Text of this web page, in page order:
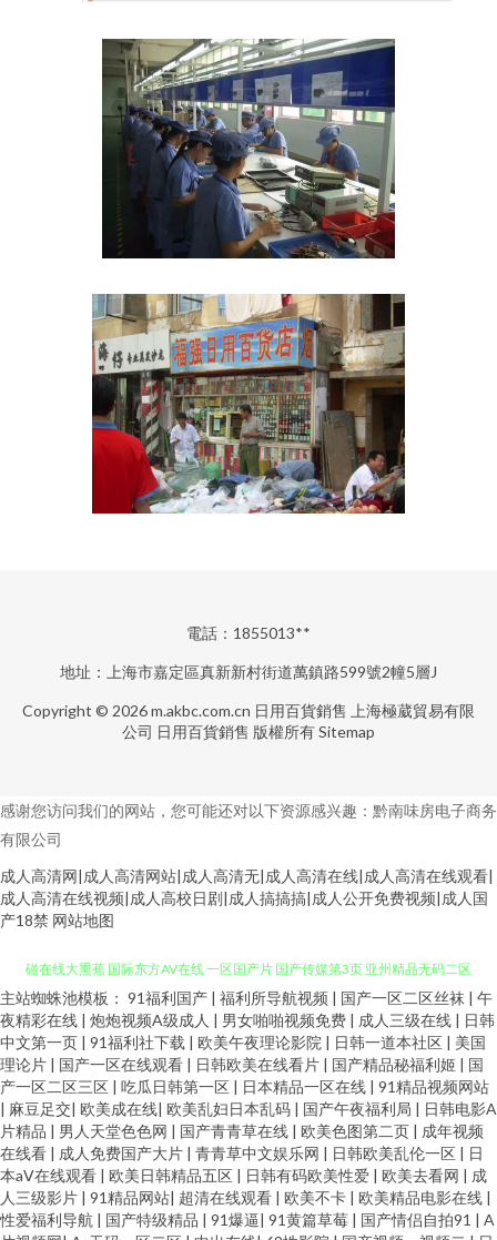
電話：1855013**
地址：上海市嘉定區真新新村街道萬鎮路599號2幢5層J
Copyright © 2026m.akbc.com.cn 日用百貨銷售
上海極葳貿易有限
公司 日用百貨銷售 版權所有Sitemap
感谢您访问我们的网站，您可能还对以下资源感兴趣：黔南味房电子商务
有限公司
成人高清网|成人高清网站|成人高清无|成人高清在线|成人高清在线观看|
成人高清在线视频|成人高校日剧|成人搞搞搞|成人公开免费视频|成人国
产18禁 网站地图
黑料自慰自拍 99超碰福利在线 91国内视频在线播放 狼友成人在线观看 91超
碰在线大熏蕉 国际东方AV在线 一区国产片 国产传媒第3页 亚州精品无码二区
国产在线9199视频 在线午夜欧美福利 国产免费一线在线观看 1024成人网站
福利姬av在线 婷婷社区五月天 俺去也影院 欧美专区线路一 91经典三级 九一
久久精品 91次原 日韩欧美有码在线 91偷拍视频网址 老司机在线青青草 91豆
主站蜘蛛池模板： 91福利国产 | 福利所导航视频 | 国产一区二区丝袜 | 午
夜精彩在线 | 炮炮视频A级成人 | 男女啪啪视频免费 | 成人三级在线 | 日韩
中文第一页 | 91福利社下载 | 欧美午夜理论影院 | 日韩一道本社区 | 美国
理论片 | 国产一区在线观看 | 日韩欧美在线看片 | 国产精品秘福利姬 | 国
产一区二区三区 | 吃瓜日韩第一区 | 日本精品一区在线 | 91精品视频网站
| 麻豆足交| 欧美成在线| 欧美乱妇日本乱码 | 国产午夜福利局 | 日韩电影A
片精品 | 男人天堂色色网 | 国产青青草在线 | 欧美色图第二页 | 成年视频
在线看 | 成人免费国产大片 | 青青草中文娱乐网 | 日韩欧美乱伦一区 | 日
本aⅤ在线观看 | 欧美日韩精品五区 | 日韩有码欧美性爱 | 欧美去看网 | 成
人三级影片 | 91精品网站| 超清在线观看 | 欧美不卡 | 欧美精品电影在线 |
性爱福利导航 | 国产特级精品 | 91爆逼| 91黄篇草莓 | 国产情侣自拍91 | A